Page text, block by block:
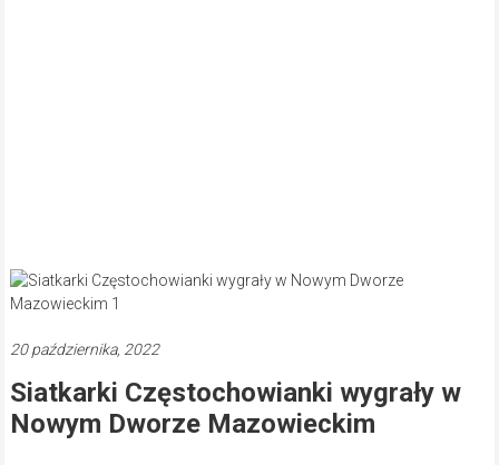
20 października, 2022
Siatkarki Częstochowianki wygrały w
Nowym Dworze Mazowieckim